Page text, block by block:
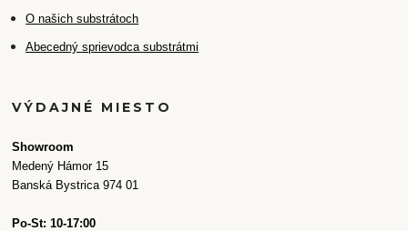
O našich substrátoch
Abecedný sprievodca substrátmi
VÝDAJNÉ MIESTO
Showroom
Medený Hámor 15
Banská Bystrica 974 01
Po-St: 10-17:00